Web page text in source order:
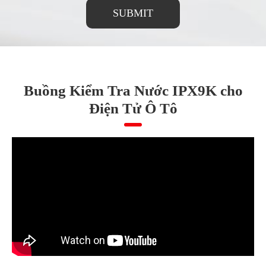
SUBMIT
Buồng Kiểm Tra Nước IPX9K cho
Điện Tử Ô Tô